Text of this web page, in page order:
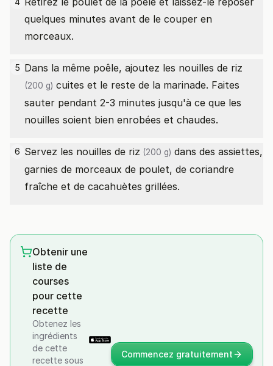
quelques minutes avant de le couper en
morceaux.
5 Dans la même poêle, ajoutez les nouilles de riz
(200 g) cuites et le reste de la marinade. Faites
sauter pendant 2-3 minutes jusqu'à ce que les
nouilles soient bien enrobées et chaudes.
6 Servez les nouilles de riz (200 g) dans des assiettes,
garnies de morceaux de poulet, de coriandre
fraîche et de cacahuètes grillées.
Obtenir une
liste de
courses
pour cette
recette
Obtenez les
ingrédients
de cette
recette sous
Commencez gratuitement